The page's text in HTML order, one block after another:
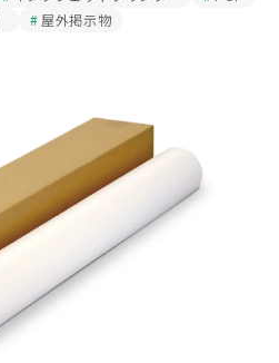
屋外掲示物